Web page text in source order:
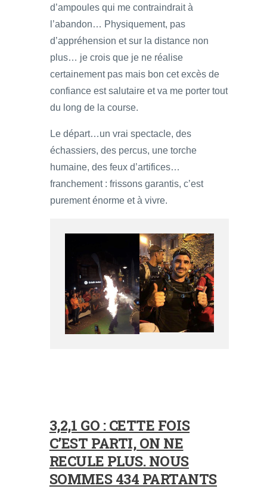
d’ampoules qui me contraindrait à
l’abandon… Physiquement, pas
d’appréhension et sur la distance non
plus… je crois que je ne réalise
certainement pas mais bon cet excès de
confiance est salutaire et va me porter tout
du long de la course.
Le départ…un vrai spectacle, des
échassiers, des percus, une torche
humaine, des feux d’artifices…
franchement : frissons garantis, c’est
purement énorme et à vivre.
3,2,1 GO : CETTE FOIS
C’EST PARTI, ON NE
RECULE PLUS. NOUS
SOMMES 434 PARTANTS